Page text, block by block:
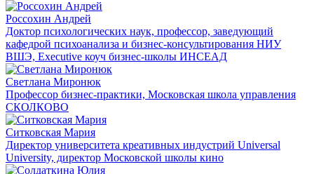
Россохин Андрей
Доктор психологических наук, профессор, заведующий
кафедрой психоанализа и бизнес-консультирования НИУ
ВШЭ, Executive коуч бизнес-школы ИНСЕАД
Светлана Миронюк
Профессор бизнес-практики, Московская школа управления
СКОЛКОВО
Ситковская Мария
Директор университета креативных индустрий Universal
University, директор Московской школы кино